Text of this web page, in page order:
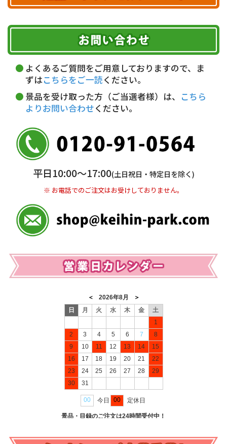
ヤマト運輸
お届け可能時間帯
午前中 14～16時
16～18時
18～20時
19～21時 指定なし
代金引換(現金のみ)
5,000円未満…330円(税込)
銀行振込(前払い)
普通 7263489
＜口座名＞ カ）ディースタイル
※ 振込み手数料お客様ご負担。
期限を含むルール（条件）や、お客様にご負担い
ただく費用がございます。
詳しくはこちら▶
よくあるご質問をご用意しておりますので、ま
ずはこちらをご一読ください。
景品を受け取った方（ご当選者様）は、
こちら
よりお問い合わせください。
平日10:00〜17:00(土日祝日・特定日を除く)
※ お電話でのご注文はお受けしておりません。